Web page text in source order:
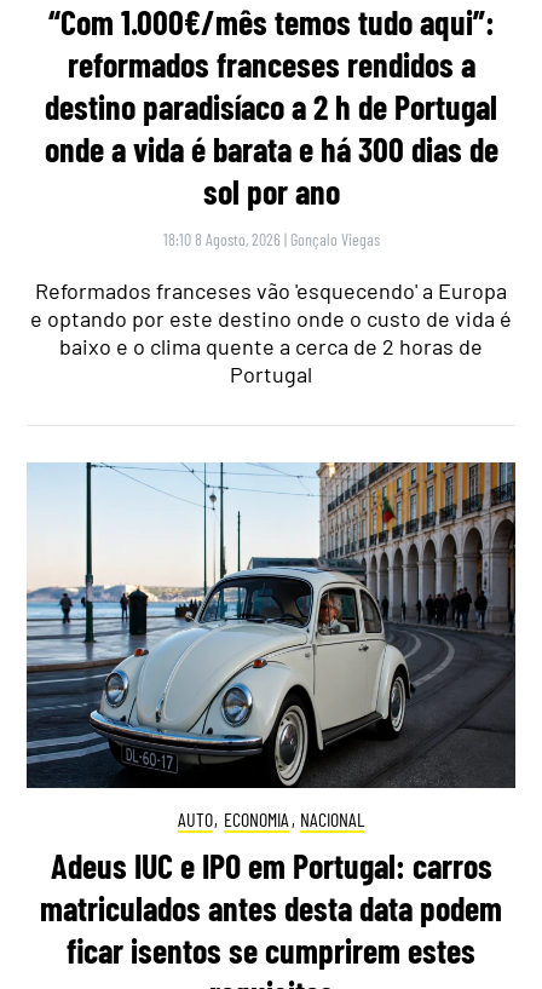
“Com 1.000€/mês temos tudo aqui”:
reformados franceses rendidos a
destino paradisíaco a 2 h de Portugal
onde a vida é barata e há 300 dias de
sol por ano
18:10 8 Agosto, 2026 | Gonçalo Viegas
Reformados franceses vão 'esquecendo' a Europa
e optando por este destino onde o custo de vida é
baixo e o clima quente a cerca de 2 horas de
Portugal
AUTO, ECONOMIA , NACIONAL
Adeus IUC e IPO em Portugal: carros
matriculados antes desta data podem
ficar isentos se cumprirem estes